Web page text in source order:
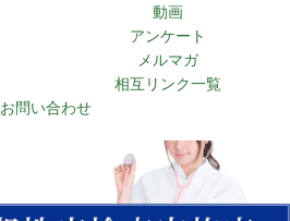
動画
アンケート
メルマガ
相互リンク一覧
お問い合わせ